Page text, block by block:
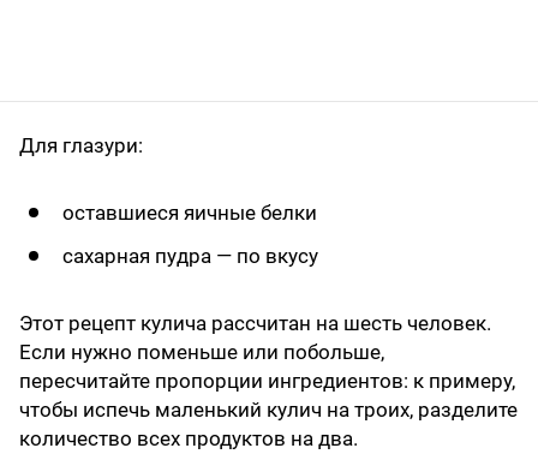
Для глазури:
оставшиеся яичные белки
сахарная пудра — по вкусу
Этот рецепт кулича рассчитан на шесть человек.
Если нужно поменьше или побольше,
пересчитайте пропорции ингредиентов: к примеру,
чтобы испечь маленький кулич на троих, разделите
количество всех продуктов на два.